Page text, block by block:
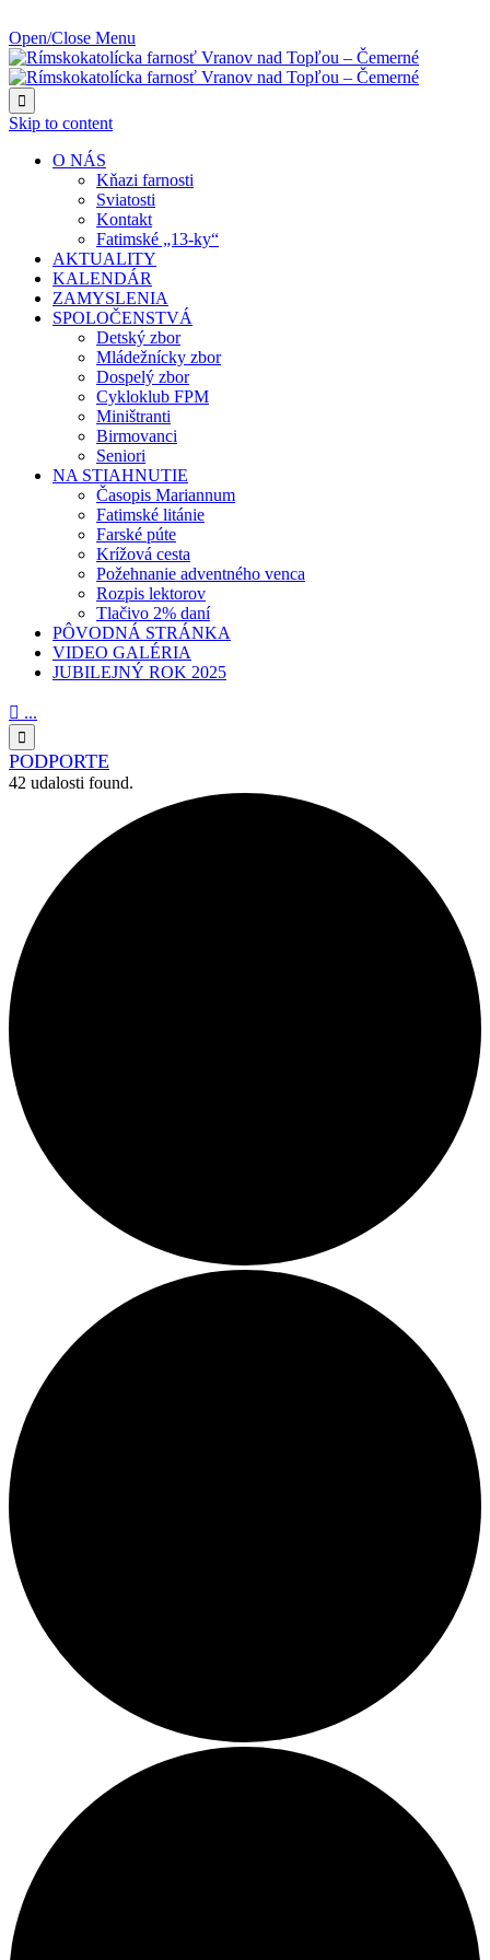
Open/Close Menu

Skip to content
O NÁS
Kňazi farnosti
Sviatosti
Kontakt
Fatimské „13-ky“
AKTUALITY
KALENDÁR
ZAMYSLENIA
SPOLOČENSTVÁ
Detský zbor
Mládežnícky zbor
Dospelý zbor
Cykloklub FPM
Miništranti
Birmovanci
Seniori
NA STIAHNUTIE
Časopis Mariannum
Fatimské litánie
Farské púte
Krížová cesta
Požehnanie adventného venca
Rozpis lektorov
Tlačivo 2% daní
PÔVODNÁ STRÁNKA
VIDEO GALÉRIA
JUBILEJNÝ ROK 2025
 ...

PODPORTE
42 udalosti found.